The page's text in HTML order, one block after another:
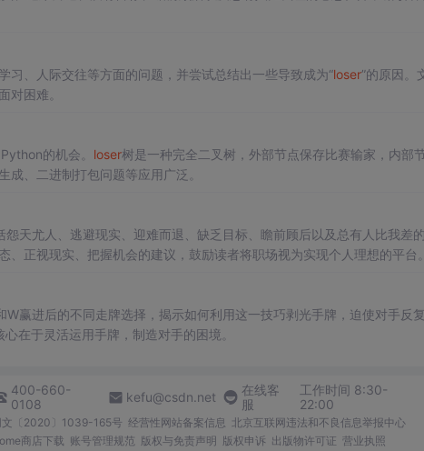
、人际交往等方面的问题，并尝试总结出一些导致成为“loser”的原因。
对困难。
的机会。 loser树是一种完全二叉树，外部节点保存比赛输家，内部
、二进制打包问题等应用广泛。
怨天尤人、逃避现实、迎难而退、缺乏目标、瞻前顾后以及总有人比我差
、正视现实、把握机会的建议，鼓励读者将职场视为实现个人理想的平台
W赢进后的不同走牌选择，揭示如何利用这一技巧剥光手牌，迫使对手反
在于灵活运用手牌，制造对手的困境。
400-660-
0108
kefu@csdn.net
在线客
服
工作时间 8:30-
22:00
文〔2020〕1039-165号 经营性网站备案信息 北京互联网违法和不良信息举报中心
商店下载 账号管理规范 版权与免责声明 版权申诉 出版物许可证 营业执照